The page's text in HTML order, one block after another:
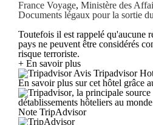
France Voyage, Ministère des
Documents légaux pour la sortie
Toutefois il est rappelé qu'aucune
pays ne peuvent être considérés
risque terroriste.
+ En savoir plus
Avis Tripadvisor
En savoir plus sur cet hôtel grâce
, la principale
détablissements hôteliers au
Note TripAdvisor